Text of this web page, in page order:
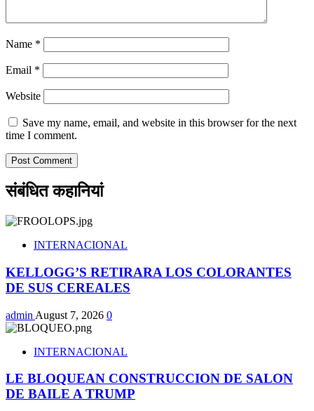
Name *
Email *
Website
Save my name, email, and website in this browser for the next
time I comment.
संबंधित कहानियां
INTERNACIONAL
KELLOGG’S RETIRARA LOS COLORANTES
DE SUS CEREALES
admin August 7, 2026 0
INTERNACIONAL
LE BLOQUEAN CONSTRUCCION DE SALON
DE BAILE A TRUMP